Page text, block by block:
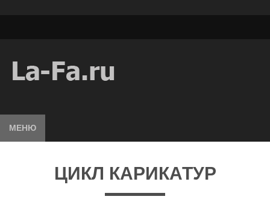
МЕНЮ
ЦИКЛ КАРИКАТУР